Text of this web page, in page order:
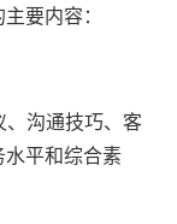
要内容：
、沟通技巧、客
平和综合素